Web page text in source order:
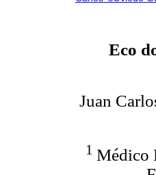
Eco
Juan
1 Médico